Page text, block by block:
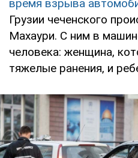
время взрыва
Грузии чеченского
Махаури. С ним в
человека: женщина,
тяжелые ранения, и